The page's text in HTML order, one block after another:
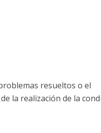
resueltos o el
la realización de la